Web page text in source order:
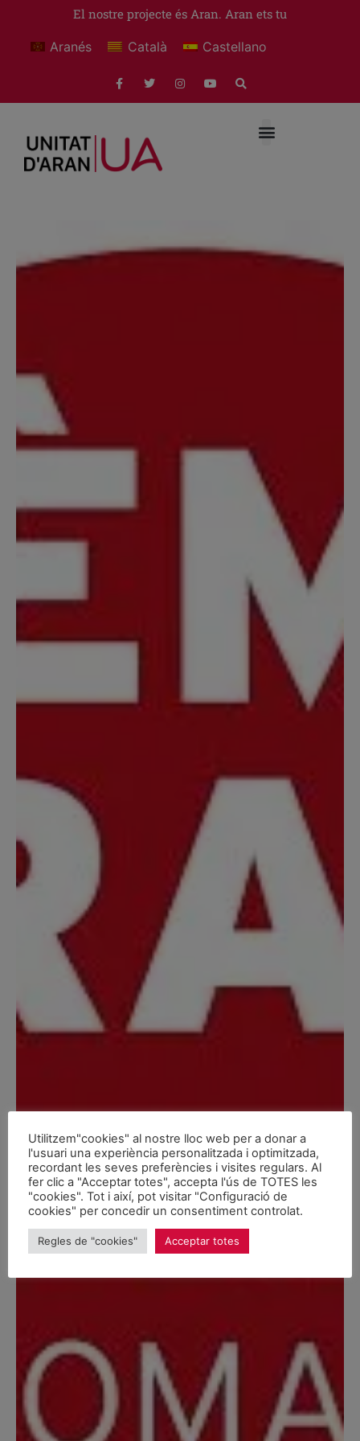
El nostre projecte és Aran. Aran ets tu
Aranés Català Castellano
Utilitzem"cookies" al nostre lloc web per a donar a
l'usuari una experiència personalitzada i optimitzada,
recordant les seves preferències i visites regulars. Al
fer clic a "Acceptar totes", accepta l'ús de TOTES les
"cookies". Tot i així, pot visitar "Configuració de
cookies" per concedir un consentiment controlat.
Regles de "cookies" Acceptar totes
huelheton informatiu
d’Unitat d’Aran?
Email
Soscriuer-me